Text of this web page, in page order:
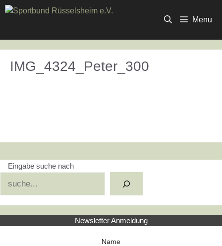
Zum
Inhalt
Menu
IMG_4324_Peter_300
Eingabe suche nach
Newsletter Anmeldung
Name